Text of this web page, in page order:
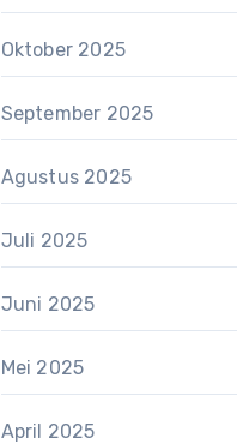
Oktober 2025
September 2025
Agustus 2025
Juli 2025
Juni 2025
Mei 2025
April 2025